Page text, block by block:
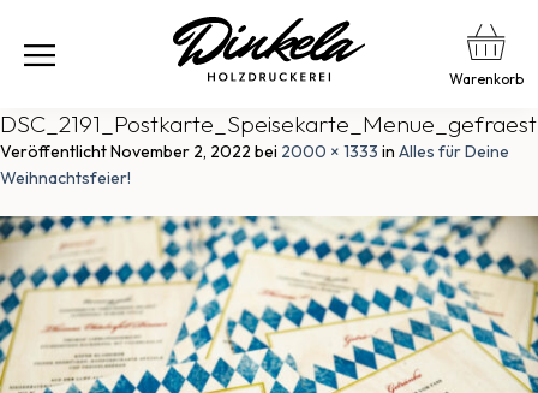
Warenkorb
DSC_2191_Postkarte_Speisekarte_Menue_gefraest
VeröffentlichtNovember 2, 2022 bei 2000 × 1333 in Alles für Deine
Weihnachtsfeier!